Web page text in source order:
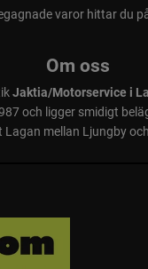
varor hittar du
Om oss
Jaktia/Motorservice i
och ligger smidigt
Lagan mellan Ljungby